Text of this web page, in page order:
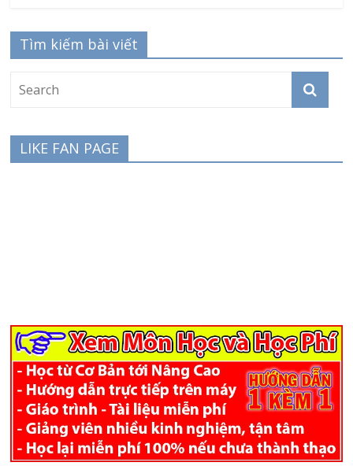
Tìm kiếm bài viết
LIKE FAN PAGE